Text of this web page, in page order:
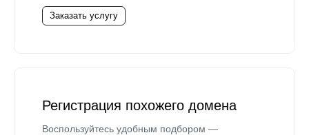
Заказать услугу
Регистрация похожего домена
Воспользуйтесь удобным подбором —